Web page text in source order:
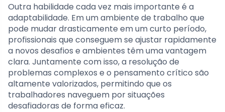
Outra habilidade cada vez mais importante é a
adaptabilidade. Em um ambiente de trabalho que
pode mudar drasticamente em um curto período,
profissionais que conseguem se ajustar rapidamente
a novos desafios e ambientes têm uma vantagem
clara. Juntamente com isso, a resolução de
problemas complexos e o pensamento crítico são
altamente valorizados, permitindo que os
trabalhadores naveguem por situações
desafiadoras de forma eficaz.